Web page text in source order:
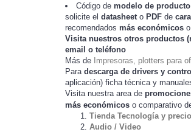
Código de modelo de producto
solicite el datasheet o PDF de
recomendados más económicos
Visita nuestros otros productos (
email o teléfono
Más de Impresoras, plotters para
Para descarga de drivers y
aplicación) ficha técnica y
Visita nuestra area de
más económicos o comparativo
Tienda Tecnología y
Audio / Video